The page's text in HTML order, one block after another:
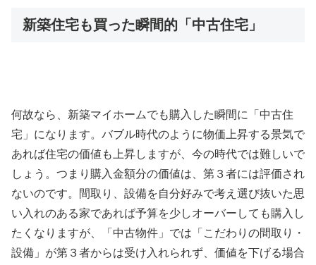
新築住宅も買った瞬間的「中古住宅」
何故なら、新築マイホームでも購入した瞬間に「中古住
宅」 になります。 バブル時代のように物価上昇する景気で
あれば住宅の価値も上昇し ますが、今の時代では難しいで
しょう。 つまり購入金額分の価値は、第３者には評価され
ないのです。
間取り、 設備を自分好みで考え選び抜いた思
い入れのある家であれば予算を少しオーバーしても購入し
たくなりますが、「中古物件」では「 こだわりの間取り・
設備」が第３者からは受け入れられず、 価値を下げる場合